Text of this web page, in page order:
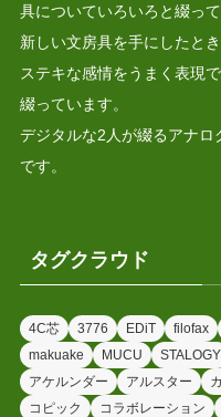
具についていろいろと綴って
新しい文房具を手にしたと
ステキな感情をうまく表現
綴っています。
デジタルな2人が綴るアナ
です。
タグクラウド
4C芯 3776 EDiT filofax
makuake
MUCU STALOGY
アケルンダー
アルスター
コピック
コラボレーション